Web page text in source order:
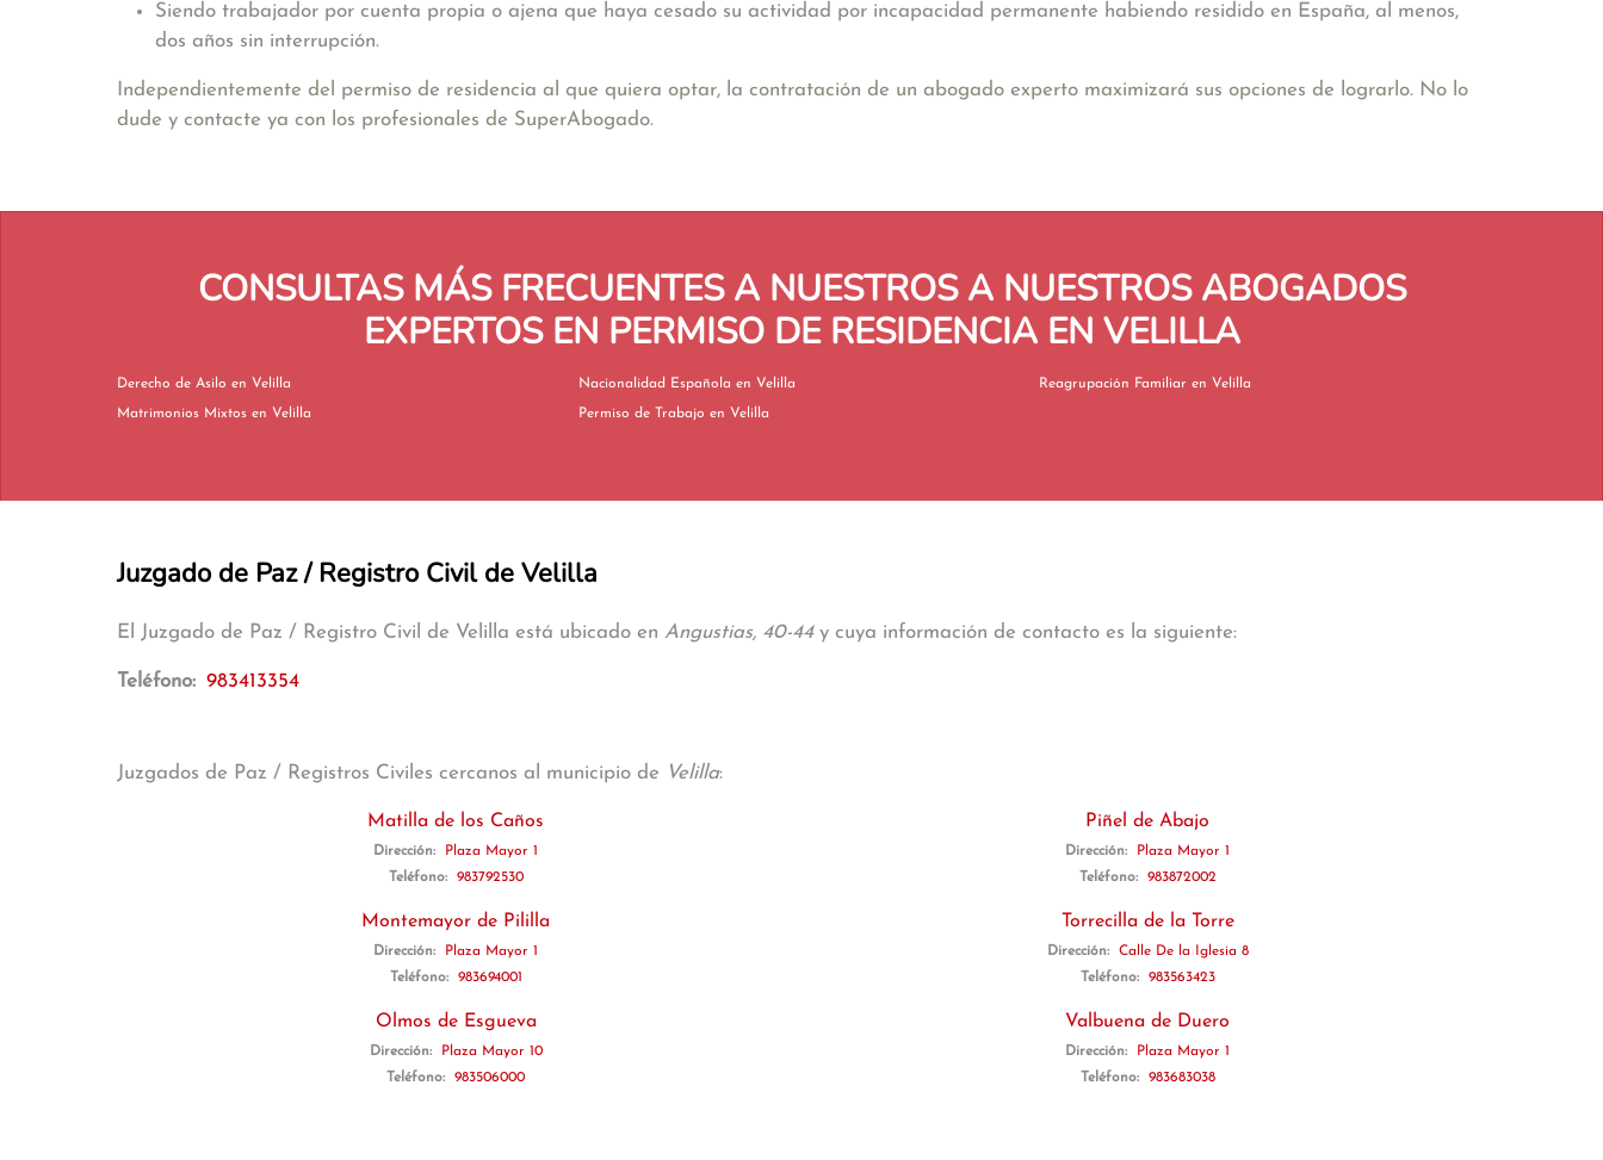
Siendo trabajador por cuenta propia o ajena que haya cesado su actividad por incapacidad permanente habiendo residido en España, al menos,
dos años sin interrupción.
Independientemente del permiso de residencia al que quiera optar, la contratación de un abogado experto maximizará sus opciones de lograrlo. No lo
dude y contacte ya con los profesionales de SuperAbogado.
CONSULTAS MÁS FRECUENTES A NUESTROS A NUESTROS ABOGADOS
EXPERTOS EN PERMISO DE RESIDENCIA EN VELILLA
Derecho de Asilo en Velilla
Matrimonios Mixtos en Velilla
Nacionalidad Española en Velilla
Permiso de Trabajo en Velilla
Reagrupación Familiar en Velilla
Juzgado de Paz / Registro Civil de Velilla
El Juzgado de Paz / Registro Civil de Velilla está ubicado en Angustias, 40-44y cuya información de contacto es la siguiente:
Teléfono: 983413354
Juzgados de Paz / Registros Civiles cercanos al municipio de Velilla:
Matilla de los Caños
Dirección:
Plaza Mayor 1
Teléfono:
983792530
Montemayor de Pililla
Dirección:
Plaza Mayor 1
Teléfono:
983694001
Olmos de Esgueva
Dirección:
Plaza Mayor 10
Teléfono:
983506000
Piñel de Abajo
Dirección:
Plaza Mayor 1
Teléfono:
983872002
Torrecilla de la Torre
Dirección:
Calle De la Iglesia 8
Teléfono:
983563423
Valbuena de Duero
Dirección:
Plaza Mayor 1
Teléfono:
983683038